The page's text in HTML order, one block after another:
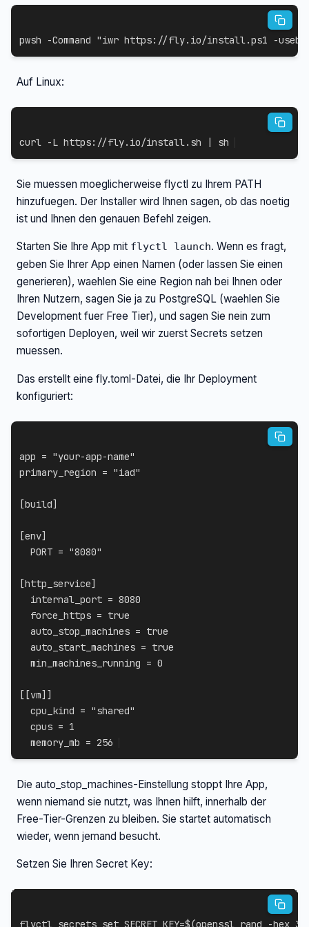
pwsh -Command "iwr https://fly.io/install.ps1 -useb
Auf Linux:
curl -L https://fly.io/install.sh | sh
Sie muessen moeglicherweise flyctl zu Ihrem PATH
hinzufuegen. Der Installer wird Ihnen sagen, ob das noetig
ist und Ihnen den genauen Befehl zeigen.
Starten Sie Ihre App mit flyctl launch. Wenn es fragt,
geben Sie Ihrer App einen Namen (oder lassen Sie einen
generieren), waehlen Sie eine Region nah bei Ihnen oder
Ihren Nutzern, sagen Sie ja zu PostgreSQL (waehlen Sie
Development fuer Free Tier), und sagen Sie nein zum
sofortigen Deployen, weil wir zuerst Secrets setzen
muessen.
Das erstellt eine fly.toml-Datei, die Ihr Deployment
konfiguriert:
app = "your-app-name"
primary_region = "iad"
[build]
[env]
PORT = "8080"
[http_service]
internal_port = 8080
force_https = true
auto_stop_machines = true
auto_start_machines = true
min_machines_running = 0
[ [vm] ]
cpu_kind = "shared"
cpus = 1
memory_mb = 256
Die auto_stop_machines-Einstellung stoppt Ihre App,
wenn niemand sie nutzt, was Ihnen hilft, innerhalb der
Free-Tier-Grenzen zu bleiben. Sie startet automatisch
wieder, wenn jemand besucht.
Setzen Sie Ihren Secret Key:
flyctl secrets set SECRET_KEY=$(openssl rand -hex 32